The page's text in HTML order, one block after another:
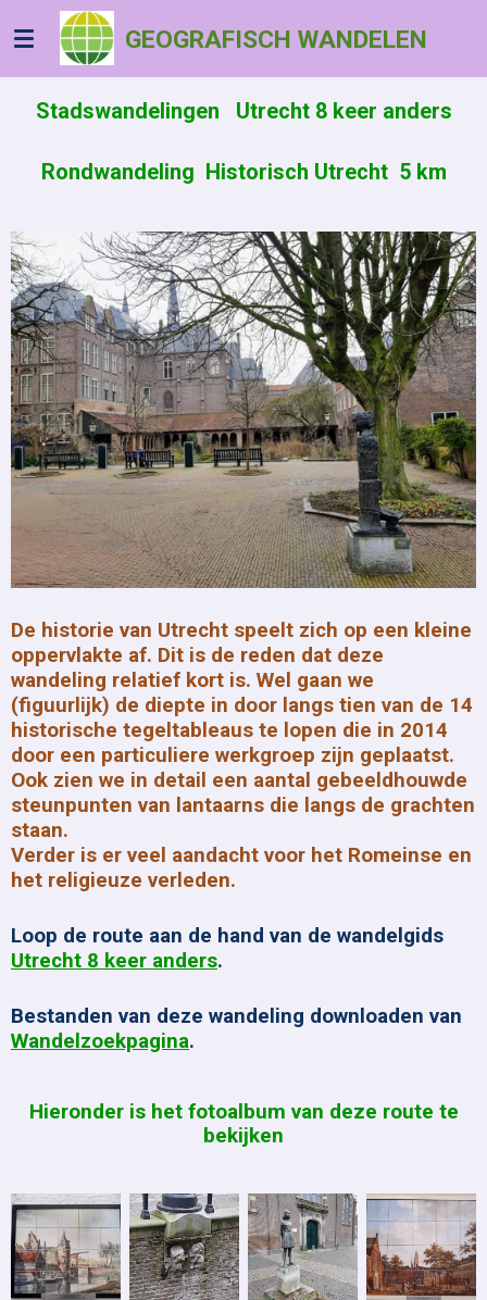
direct
naar
GEOGRAFISCH WANDELEN
Stadswandelingen Utrecht 8 keer anders
Rondwandeling Historisch Utrecht 5 km
De historie van Utrecht speelt zich op een kleine
oppervlakte af. Dit is de reden dat deze
wandeling relatief kort is. Wel gaan we
(figuurlijk) de diepte in door langs tien van de 14
historische tegeltableaus te lopen die in 2014
door een particuliere werkgroep zijn geplaatst.
Ook zien we in detail een aantal gebeeldhouwde
steunpunten van lantaarns die langs de grachten
staan.
Verder is er veel aandacht voor het Romeinse en
het religieuze verleden.
Loop de route aan de hand van de wandelgids
Utrecht 8 keer anders.
Bestanden van deze wandeling downloaden van
Wandelzoekpagina.
Hieronder is het fotoalbum van deze route te
bekijken